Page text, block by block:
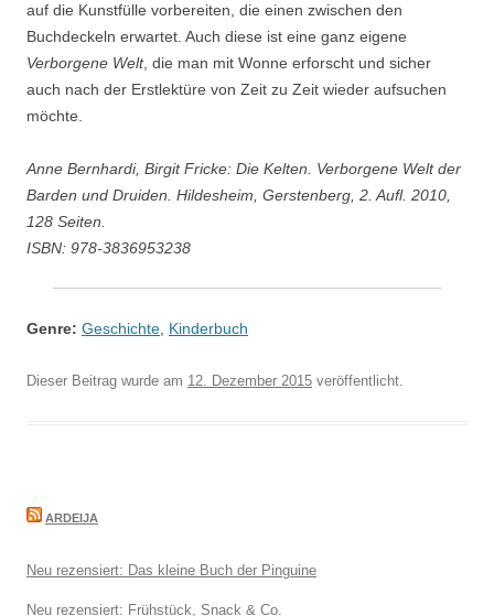
auf die Kunstfülle vorbereiten, die einen zwischen den
Buchdeckeln erwartet. Auch diese ist eine ganz eigene
Verborgene Welt, die man mit Wonne erforscht und sicher
auch nach der Erstlektüre von Zeit zu Zeit wieder aufsuchen
möchte.
Anne Bernhardi, Birgit Fricke: Die Kelten. Verborgene Welt der
Barden und Druiden. Hildesheim, Gerstenberg, 2. Aufl. 2010,
128 Seiten.
ISBN: 978-3836953238
Genre: Geschichte Kinderbuch
Dieser Beitrag wurde am 12. Dezember 2015 veröffentlicht.
ARDEIJA
Neu rezensiert: Das kleine Buch der Pinguine
Neu rezensiert: Frühstück, Snack & Co.